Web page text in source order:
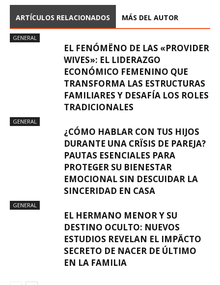
ARTÍCULOS RELACIONADOS MÁS DEL AUTOR
GENERAL
EL FENÓMËNO DE LAS «PROVIDER
WIVES»: EL LIDERAZGO
ECONÓMICO FEMENINO QUE
TRANSFORMA LAS ESTRUCTURAS
FAMILIARES Y DESAFÍA LOS ROLES
TRADICIONALES
GENERAL
¿CÓMO HABLAR CON TUS HIJOS
DURANTE UNA CRÏSIS DE PAREJA?
PAUTAS ESENCIALES PARA
PROTEGER SU BIENESTAR
EMOCIONAL SIN DESCUIDAR LA
SINCERIDAD EN CASA
GENERAL
EL HERMANO MENOR Y SU
DESTINO OCULTO: NUEVOS
ESTUDIOS REVELAN EL IMPÄCTO
SECRETO DE NACER DE ÚLTIMO
EN LA FAMILIA